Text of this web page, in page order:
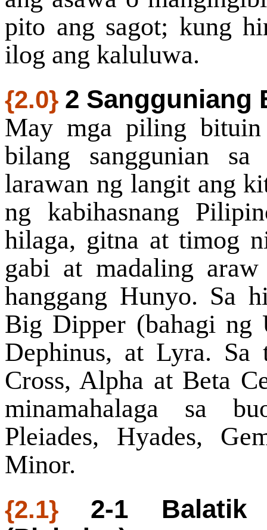
pito ang sagot; kung
ilog ang kaluluwa.
{2.0} 2 Sangguniang
May mga piling
bilang sanggunian
larawan ng langit ang
ng kabihasnang
hilaga, gitna at timog
gabi at madaling
hanggang Hunyo. Sa
Big Dipper (bahagi ng
Dephinus, at Lyra. Sa
Cross, Alpha at Beta
minamahalaga sa
Pleiades, Hyades,
Minor.
{2.1}
2-1